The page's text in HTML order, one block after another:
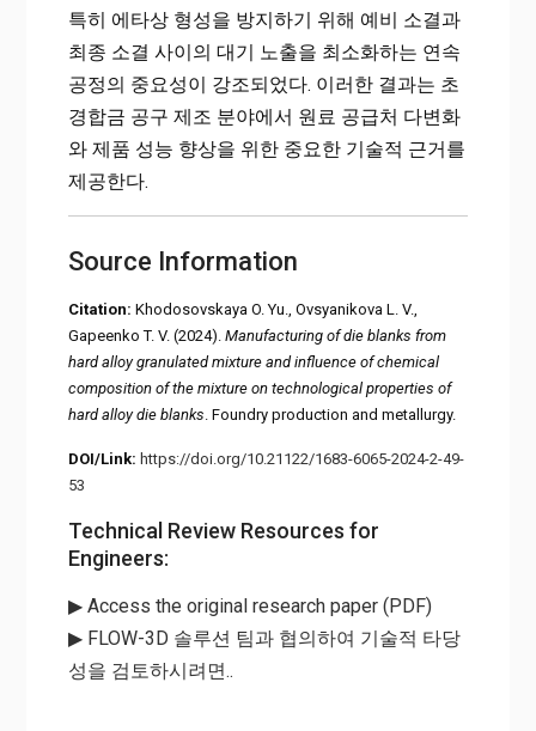
특히 에타상 형성을 방지하기 위해 예비 소결과
최종 소결 사이의 대기 노출을 최소화하는 연속
공정의 중요성이 강조되었다. 이러한 결과는 초
경합금 공구 제조 분야에서 원료 공급처 다변화
와 제품 성능 향상을 위한 중요한 기술적 근거를
제공한다.
Source Information
Citation: Khodosovskaya O. Yu., Ovsyanikova L. V.,
Gapeenko T. V. (2024). Manufacturing of die blanks from
hard alloy granulated mixture and influence of chemical
composition of the mixture on technological properties of
hard alloy die blanks. Foundry production and metallurgy.
DOI/Link: https://doi.org/10.21122/1683-6065-2024-2-49-
53
Technical Review Resources for
Engineers:
▶ Access the original research paper (PDF)
▶ FLOW-3D 솔루션 팀과 협의하여 기술적 타당
성을 검토하시려면..